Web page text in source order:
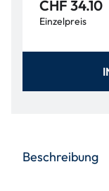
CHF 34.10
Einzelpreis
Beschreibung